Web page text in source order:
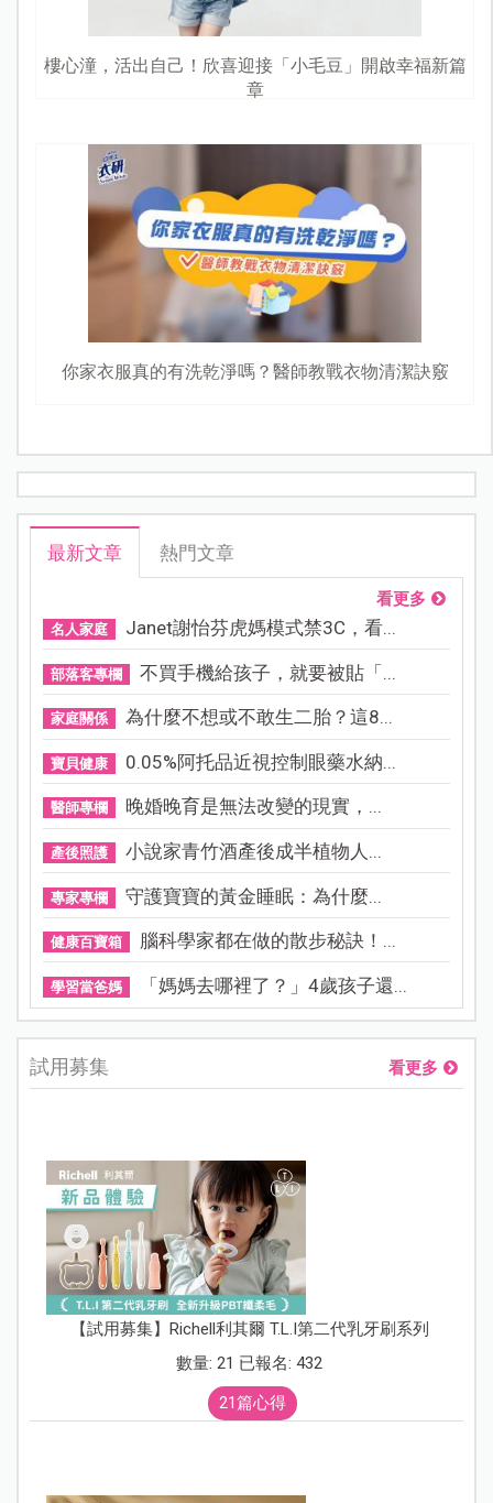
樓心潼，活出自己！欣喜迎接「小毛豆」開啟幸福新篇
章
你家衣服真的有洗乾淨嗎？醫師教戰衣物清潔訣竅
最新文章 熱門文章
看更多
名人家庭 Janet謝怡芬虎媽模式禁3C，看...
部落客專欄 不買手機給孩子，就要被貼「...
家庭關係 為什麼不想或不敢生二胎？這8...
寶貝健康 0.05%阿托品近視控制眼藥水納...
醫師專欄 晚婚晚育是無法改變的現實，...
產後照護 小說家青竹酒產後成半植物人...
專家專欄 守護寶寶的黃金睡眠：為什麼...
健康百寶箱 腦科學家都在做的散步秘訣！...
學習當爸媽 「媽媽去哪裡了？」4歲孩子還...
試用募集 看更多
【試用募集】Richell利其爾 T.L.I第二代乳牙刷系列
數量: 21 已報名: 432
21篇心得